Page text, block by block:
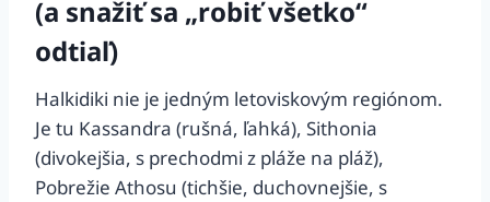
(a snažiť sa „robiť všetko“
odtiaľ)
Halkidiki nie je jedným letoviskovým regiónom.
Je tu Kassandra (rušná, ľahká), Sithonia
(divokejšia, s prechodmi z pláže na pláž),
Pobrežie Athosu (tichšie, duchovnejšie, s